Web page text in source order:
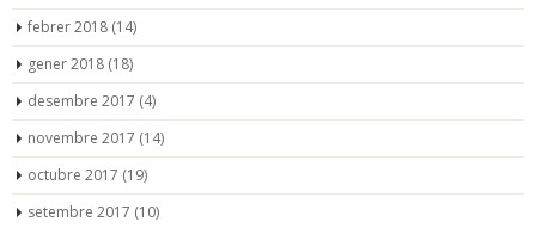
febrer 2018 (14)
gener 2018 (18)
desembre 2017 (4)
novembre 2017 (14)
octubre 2017 (19)
setembre 2017 (10)